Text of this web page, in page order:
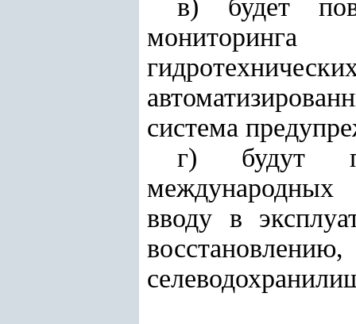
в) будет
мониторинга
система
г) будут
международных
вводу в